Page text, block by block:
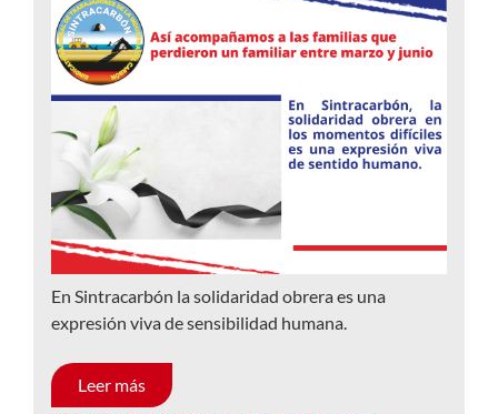
En Sintracarbón la solidaridad obrera es una
expresión viva de sensibilidad humana.
Leer más